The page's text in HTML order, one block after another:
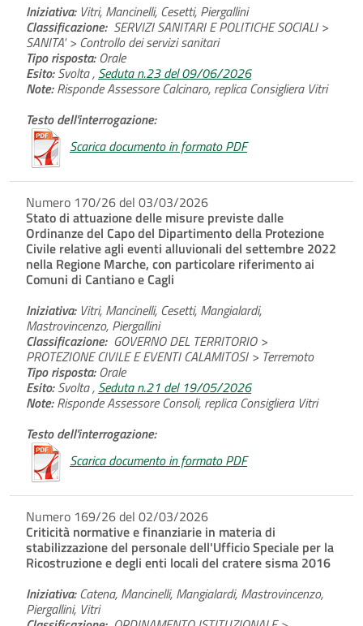
Iniziativa:Vitri, Mancinelli, Cesetti, Piergallini
Classificazione: SERVIZI SANITARI E POLITICHE SOCIALI >
SANITA' > Controllo dei servizi sanitari
Tipo risposta:Orale
Esito:Svolta , Seduta n.23 del 09/06/2026
Note:Risponde Assessore Calcinaro, replica Consigliera Vitri
Testo dell'interrogazione:
Scarica documento in formato PDF
Numero 170/26 del 03/03/2026
Stato di attuazione delle misure previste dalle
Ordinanze del Capo del Dipartimento della Protezione
Civile relative agli eventi alluvionali del settembre 2022
nella Regione Marche, con particolare riferimento ai
Comuni di Cantiano e Cagli
Iniziativa:Vitri, Mancinelli, Cesetti, Mangialardi,
Mastrovincenzo, Piergallini
Classificazione: GOVERNO DEL TERRITORIO >
PROTEZIONE CIVILE E EVENTI CALAMITOSI > Terremoto
Tipo risposta:Orale
Esito:Svolta , Seduta n.21 del 19/05/2026
Note:Risponde Assessore Consoli, replica Consigliera Vitri
Testo dell'interrogazione:
Scarica documento in formato PDF
Numero 169/26 del 02/03/2026
Criticità normative e finanziarie in materia di
stabilizzazione del personale dell'Ufficio Speciale per la
Ricostruzione e degli enti locali del cratere sisma 2016
Iniziativa:Catena, Mancinelli, Mangialardi, Mastrovincenzo,
Piergallini, Vitri